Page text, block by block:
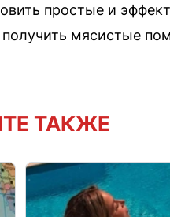
простые и
мясистые
ТАКЖЕ